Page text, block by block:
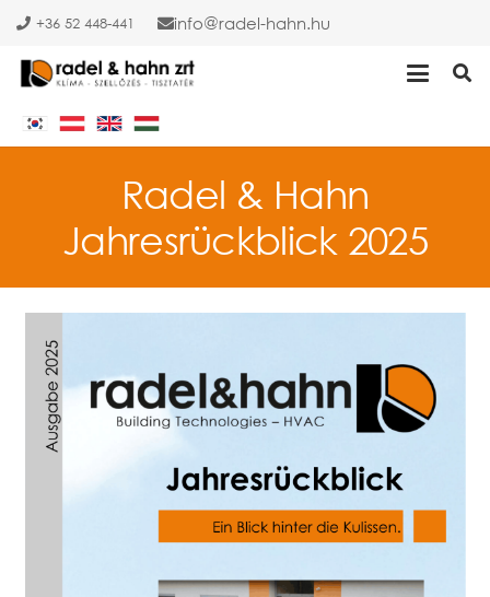
+36 52 448-441 info radel-hahn.hu
Radel & Hahn
Jahresrückblick 2025